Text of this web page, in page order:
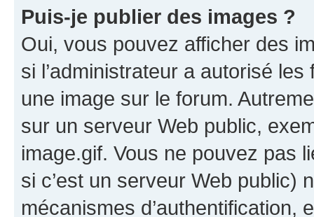
Puis-je publier des images ?
Oui, vous pouvez afficher des
si l’administrateur a autorisé
une image sur le forum.
sur un serveur Web public,
image.gif. Vous ne pouvez pas
si c’est un serveur Web public)
mécanismes d’authentification,